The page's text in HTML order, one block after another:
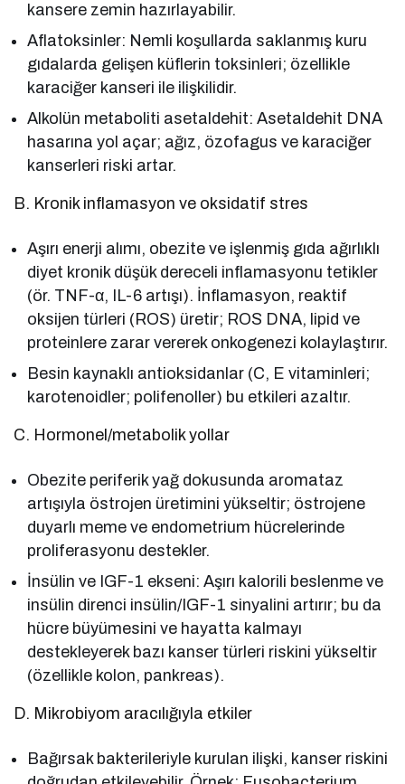
kansere zemin hazırlayabilir.
Aflatoksinler: Nemli koşullarda saklanmış kuru
gıdalarda gelişen küflerin toksinleri; özellikle
karaciğer kanseri ile ilişkilidir.
Alkolün metaboliti asetaldehit: Asetaldehit DNA
hasarına yol açar; ağız, özofagus ve karaciğer
kanserleri riski artar.
B. Kronik inflamasyon ve oksidatif stres
Aşırı enerji alımı, obezite ve işlenmiş gıda ağırlıklı
diyet kronik düşük dereceli inflamasyonu tetikler
(ör. TNF-α, IL-6 artışı). İnflamasyon, reaktif
oksijen türleri (ROS) üretir; ROS DNA, lipid ve
proteinlere zarar vererek onkogenezi kolaylaştırır.
Besin kaynaklı antioksidanlar (C, E vitaminleri;
karotenoidler; polifenoller) bu etkileri azaltır.
C. Hormonel/metabolik yollar
Obezite periferik yağ dokusunda aromataz
artışıyla östrojen üretimini yükseltir; östrojene
duyarlı meme ve endometrium hücrelerinde
proliferasyonu destekler.
İnsülin ve IGF-1 ekseni: Aşırı kalorili beslenme ve
insülin direnci insülin/IGF-1 sinyalini artırır; bu da
hücre büyümesini ve hayatta kalmayı
destekleyerek bazı kanser türleri riskini yükseltir
(özellikle kolon, pankreas).
D. Mikrobiyom aracılığıyla etkiler
Bağırsak bakterileriyle kurulan ilişki, kanser riskini